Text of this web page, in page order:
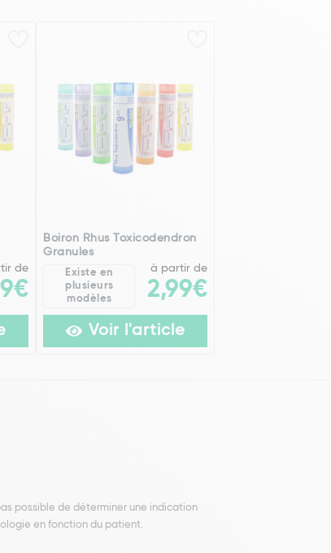
de
Boiron Rhus Toxicodendron
Granules
Existe en
plusieurs
modèles
à partir de
2,99€
Voir l'article
possible de déterminer une indication
en fonction du patient.